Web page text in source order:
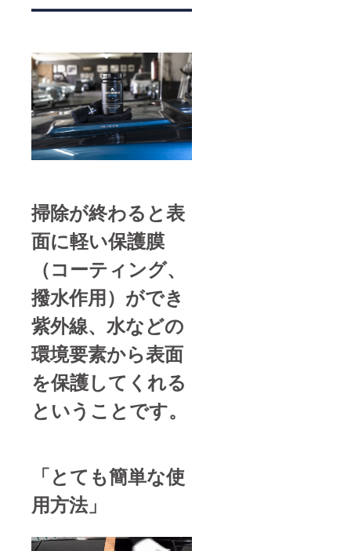
掃除が終わると表
面に軽い保護膜
（コーティング、
撥水作用）ができ
紫外線、水などの
環境要素から表面
を保護してくれる
ということです。
「とても簡単な使
用方法」